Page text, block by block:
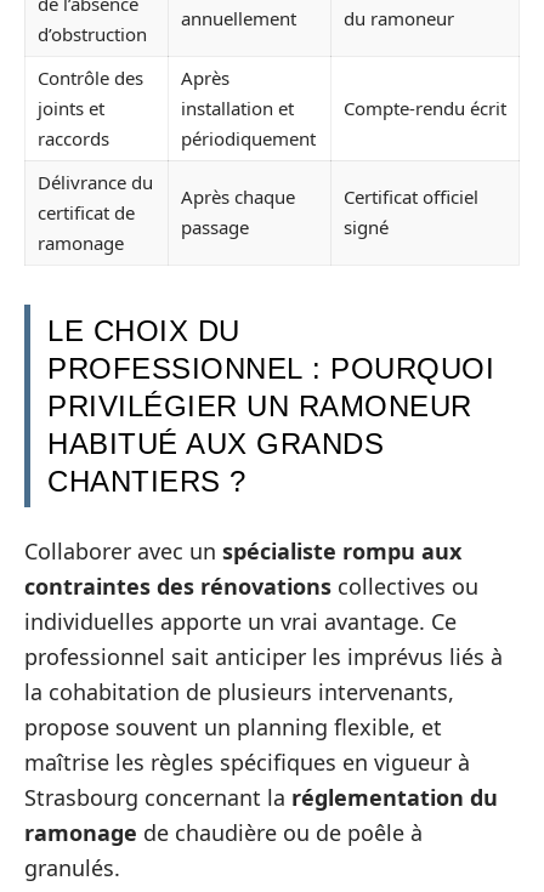
d’obstruction
annuellement du ramoneur
Contrôle des
joints et
raccords
Après
installation et
périodiquement
Compte-rendu écrit
Délivrance du
certificat de
ramonage
Après chaque
passage
Certificat officiel
signé
LE CHOIX DU
PROFESSIONNEL : POURQUOI
PRIVILÉGIER UN RAMONEUR
HABITUÉ AUX GRANDS
CHANTIERS ?
Collaborer avec un spécialiste rompu aux
contraintes des rénovations collectives ou
individuelles apporte un vrai avantage. Ce
professionnel sait anticiper les imprévus liés à
la cohabitation de plusieurs intervenants,
propose souvent un planning flexible, et
maîtrise les règles spécifiques en vigueur à
Strasbourg concernant la réglementation du
ramonage de chaudière ou de poêle à
granulés.